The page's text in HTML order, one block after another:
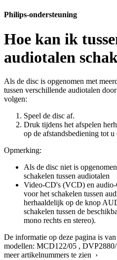
Philips-ondersteuning
Hoe kan ik
audiotalen
Als de disc is opgenomen met
tussen verschillende audiotalen
volgen:
Speel de disc af.
Druk tijdens het afspelen
op de afstandsbediening tot
Opmerking:
Als de disc niet is
schakelen tussen audiotalen
Video-CD's (VCD) en audio-
voor het schakelen tussen
herhaaldelijk op de knop
schakelen tussen de
mono rechts en stereo).
De informatie op deze pagina is
modellen: MCD122/05 ,
meer artikelnummers te zien ›